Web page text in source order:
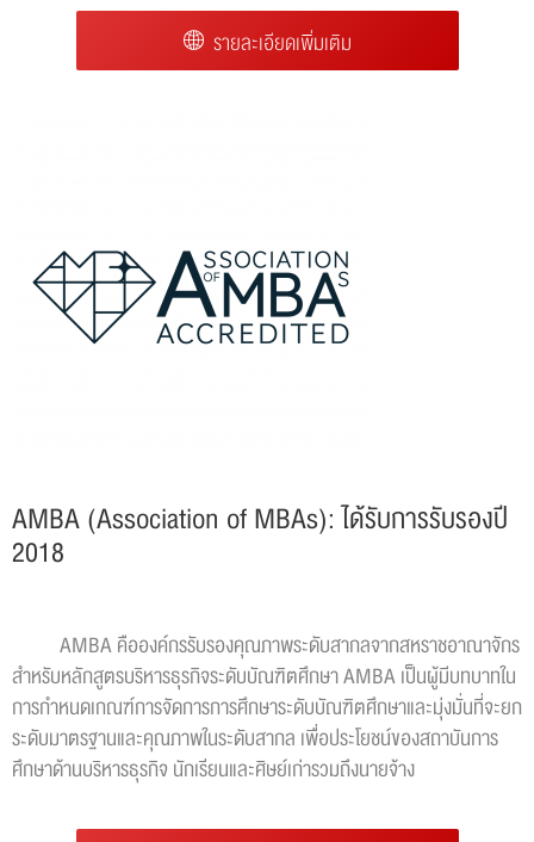
รายละเอียดเพิ่มเติม
AMBA (Association of MBAs): ได้รับการรับรองปี
2018
AMBA คือองค์กรรับรองคุณภาพระดับสากลจากสหราชอาณาจักร
สำหรับหลักสูตรบริหารธุรกิจระดับบัณฑิตศึกษา AMBA เป็นผู้มีบทบาทใน
การกำหนดเกณฑ์การจัดการการศึกษาระดับบัณฑิตศึกษาและมุ่งมั่นที่จะยก
ระดับมาตรฐานและคุณภาพในระดับสากล เพื่อประโยชน์ของสถาบันการ
ศึกษาด้านบริหารธุรกิจ นักเรียนและศิษย์เก่ารวมถึงนายจ้าง